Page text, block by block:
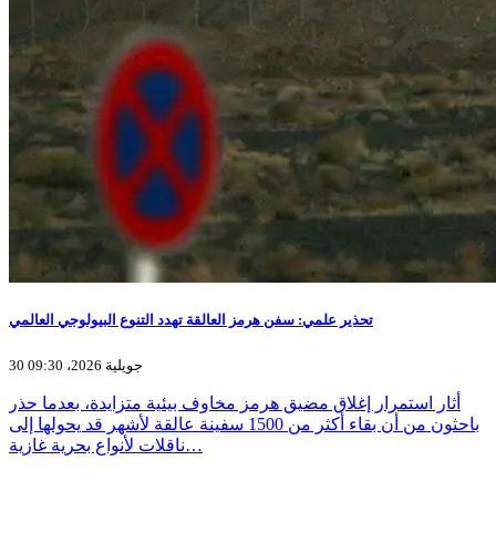
تحذير علمي: سفن هرمز العالقة تهدد التنوع البيولوجي العالمي
30 جويلية 2026، 09:30
أثار استمرار إغلاق مضيق هرمز مخاوف بيئية متزايدة، بعدما حذر
باحثون من أن بقاء أكثر من 1500 سفينة عالقة لأشهر قد يحولها إلى
ناقلات لأنواع بحرية غازية…